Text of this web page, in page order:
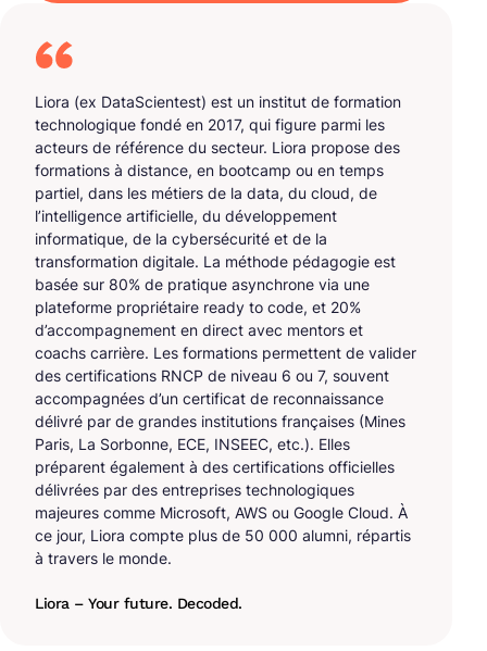
Liora (ex DataScientest) est un institut de formation
technologique fondé en 2017, qui figure parmi les
acteurs de référence du secteur. Liora propose des
formations à distance, en bootcamp ou en temps
partiel, dans les métiers de la data, du cloud, de
l’intelligence artificielle, du développement
informatique, de la cybersécurité et de la
transformation digitale. La méthode pédagogie est
basée sur 80% de pratique asynchrone via une
plateforme propriétaire ready to code, et 20%
d’accompagnement en direct avec mentors et
coachs carrière. Les formations permettent de valider
des certifications RNCP de niveau 6 ou 7, souvent
accompagnées d’un certificat de reconnaissance
délivré par de grandes institutions françaises (Mines
Paris, La Sorbonne, ECE, INSEEC, etc.). Elles
préparent également à des certifications officielles
délivrées par des entreprises technologiques
majeures comme Microsoft, AWS ou Google Cloud. À
ce jour, Liora compte plus de 50 000 alumni, répartis
à travers le monde.
Liora – Your future. Decoded.